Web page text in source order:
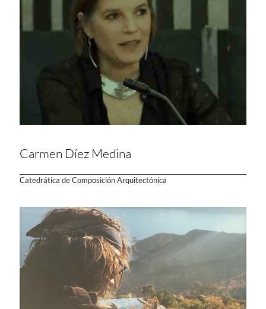
Carmen Díez Medina
Catedrática de Composición Arquitectónica